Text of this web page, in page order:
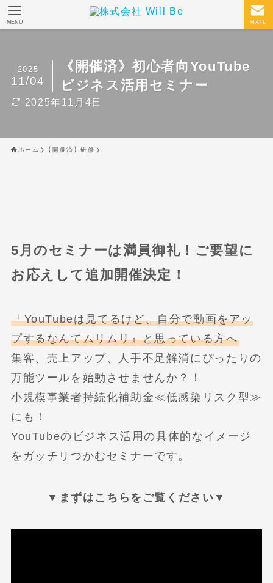
MAIL
MENU
《開催済》初心者向YouTube
ビジネス活用セミナー
2025
11/04
2025年11月4日
ホーム 【開催済】研修
5月のセミナーは満員御礼！ご要望に
お応えして追加開催決定！
「YouTubeは見てるけど、自分で動画をアッ
プするなんてムリムリ』と思っている方へ
集客、売上アップ、人手不足解消にぴったりの
万能ツールを始動させませんか？！
小規模事業者持続化補助金≪低感染リスク型≫
にも！
YouTubeのビジネス活用の具体的なイメージ
をガッチリつかむセミナーです。
▼まずはこちらをご覧ください▼